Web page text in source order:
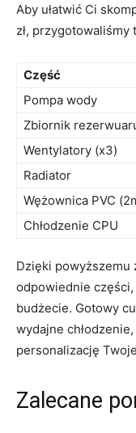
Aby⁣ ułatwić Ci
zł, przygotowaliśmy‌
Część
Pompa ⁤wody
Zbiornik
Wentylatory (x3)
Radiator
Wężownica PVC
Chłodzenie CPU
Dzięki powyższemu
odpowiednie części,
budżecie. Gotowy
wydajne
personalizację
Zalecane